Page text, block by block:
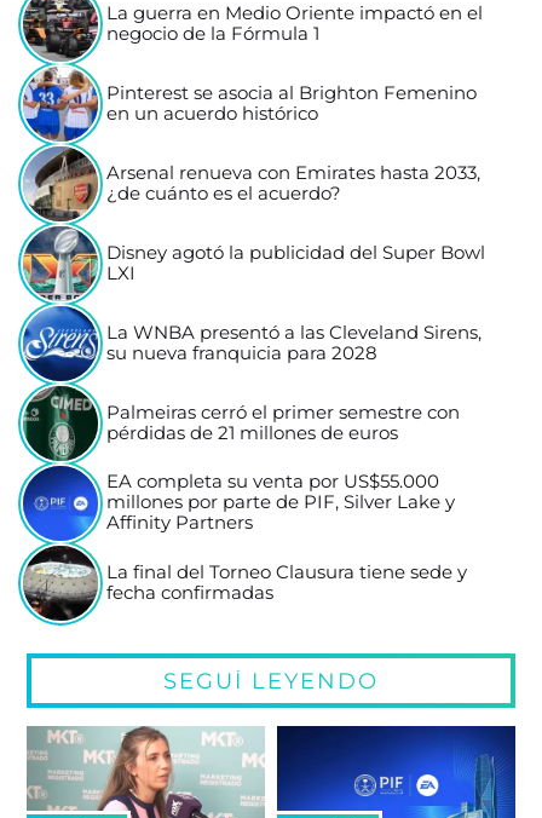
La guerra en Medio Oriente impactó en el
negocio de la Fórmula 1
Pinterest se asocia al Brighton Femenino
en un acuerdo histórico
Arsenal renueva con Emirates hasta 2033,
¿de cuánto es el acuerdo?
Disney agotó la publicidad del Super Bowl
LXI
La WNBA presentó a las Cleveland Sirens,
su nueva franquicia para 2028
Palmeiras cerró el primer semestre con
pérdidas de 21 millones de euros
EA completa su venta por US$55.000
millones por parte de PIF, Silver Lake y
Affinity Partners
La final del Torneo Clausura tiene sede y
fecha confirmadas
SEGUÍ LEYENDO